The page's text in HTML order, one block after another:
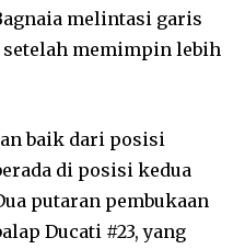
melintasi garis
memimpin lebih
baik dari posisi
di posisi kedua
putaran pembukaan
Ducati #23, yang